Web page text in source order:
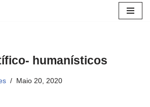
humanísticos
Maio 20, 2020